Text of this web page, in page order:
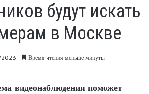
будут искать
в Москве
Время чтения меньше минуты
видеонаблюдения поможет